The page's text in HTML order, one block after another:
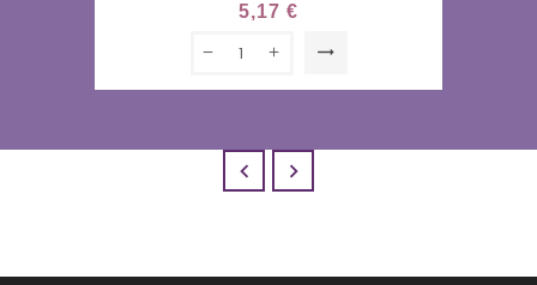
5,17 €
trending_flat
 